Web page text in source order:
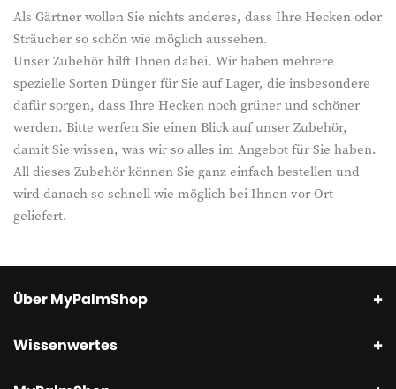
Als Gärtner wollen Sie nichts anderes, dass Ihre Hecken oder
Sträucher so schön wie möglich aussehen.
Unser Zubehör hilft Ihnen dabei. Wir haben mehrere
spezielle Sorten Dünger für Sie auf Lager, die insbesondere
dafür sorgen, dass Ihre Hecken noch grüner und schöner
werden. Bitte werfen Sie einen Blick auf unser Zubehör,
damit Sie wissen, was wir so alles im Angebot für Sie haben.
All dieses Zubehör können Sie ganz einfach bestellen und
wird danach so schnell wie möglich bei Ihnen vor Ort
geliefert.
Über MyPalmShop
Wissenwertes